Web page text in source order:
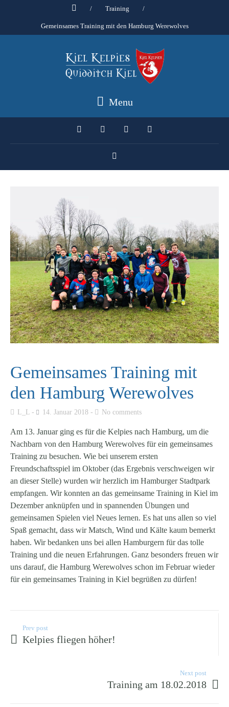
/ Training /
Gemeinsames Training mit den Hamburg Werewolves
Menu
Gemeinsames Training mit
den Hamburg Werewolves
L_L 14. Januar 2018 No comments
Am 13. Januar ging es für die Kelpies nach Hamburg, um die
Nachbarn von den Hamburg Werewolves für ein gemeinsames
Training zu besuchen. Wie bei unserem ersten
Freundschaftsspiel im Oktober (das Ergebnis verschweigen wir
an dieser Stelle) wurden wir herzlich im Hamburger Stadtpark
empfangen. Wir konnten an das gemeinsame Training in Kiel im
Dezember anknüpfen und in spannenden Übungen und
gemeinsamen Spielen viel Neues lernen. Es hat uns allen so viel
Spaß gemacht, dass wir Matsch, Wind und Kälte kaum bemerkt
haben. Wir bedanken uns bei allen Hamburgern für das tolle
Training und die neuen Erfahrungen. Ganz besonders freuen wir
uns darauf, die Hamburg Werewolves schon im Februar wieder
für ein gemeinsames Training in Kiel begrüßen zu dürfen!
Prev post
Kelpies fliegen höher!
Next post
Training am 18.02.2018